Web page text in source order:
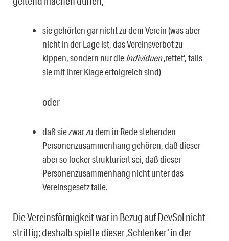
sie gehörten gar nicht zu dem Verein (was aber
nicht in der Lage ist, das Vereins­verbot zu
kippen, sondern nur dieIndividuen‚rettet‘, falls
sie mit ihrer Klage erfolg­reich sind)
oder
daß sie zwar zu dem in Rede stehenden
Personenzusammenhang gehören, daß dieser
aber so locker strukturiert sei, daß dieser
Personenzusammenhang nicht unter das
Vereinsgesetz falle.
Die Vereinsförmigkeit war in Bezug auf DevSol nicht
strittig; deshalb spielte dieser ‚Schlenker‘ in der